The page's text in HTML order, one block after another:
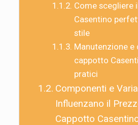
Come scegliere
Casentino
stile
Manutenzione e
cappotto
pratici
Componenti e
Influenzano il
Cappotto